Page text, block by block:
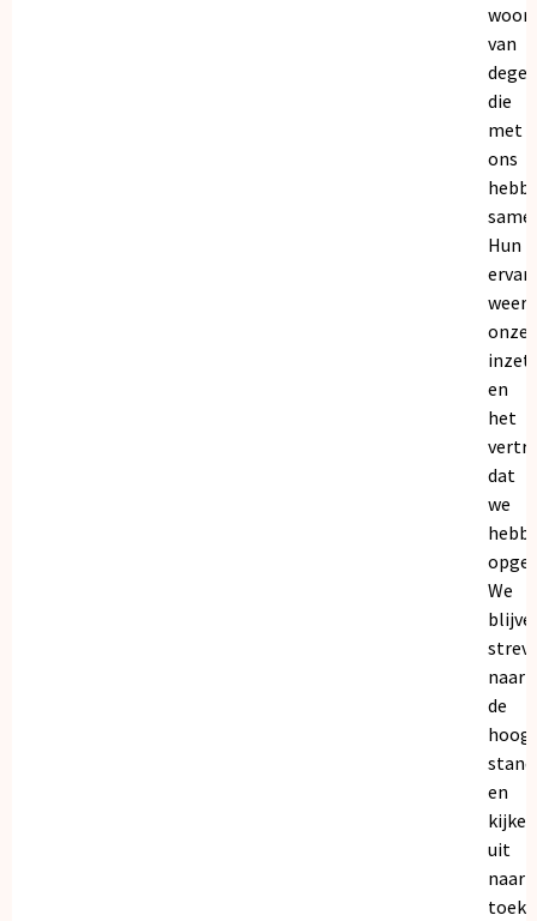
van
die
met
ons
Hun
onze
inzet
en
het
dat
we
We
naar
de
en
kijken
uit
naar